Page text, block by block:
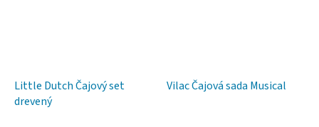
Little Dutch Čajový set
drevený
Vilac Čajová sada Musical